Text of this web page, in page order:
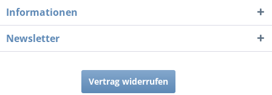
Informationen
Newsletter
Vertrag widerrufen